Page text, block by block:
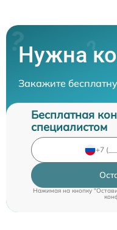
Нужна
Закажите
Бесплатная
специалистом
Нажимая на кнопку